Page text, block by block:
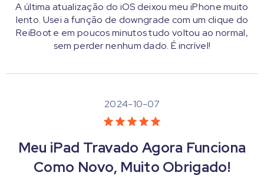
A última atualização do iOS deixou meu iPhone muito
lento. Usei a função de downgrade com um clique do
ReiBoot e em poucos minutos tudo voltou ao normal,
sem perder nenhum dado. É incrível!
2024-10-07
Meu iPad Travado Agora Funciona
Como Novo, Muito Obrigado!